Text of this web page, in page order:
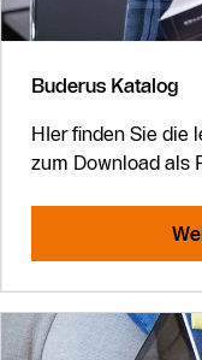
Buderus Katalog
HIer finden Sie die
zum Download als